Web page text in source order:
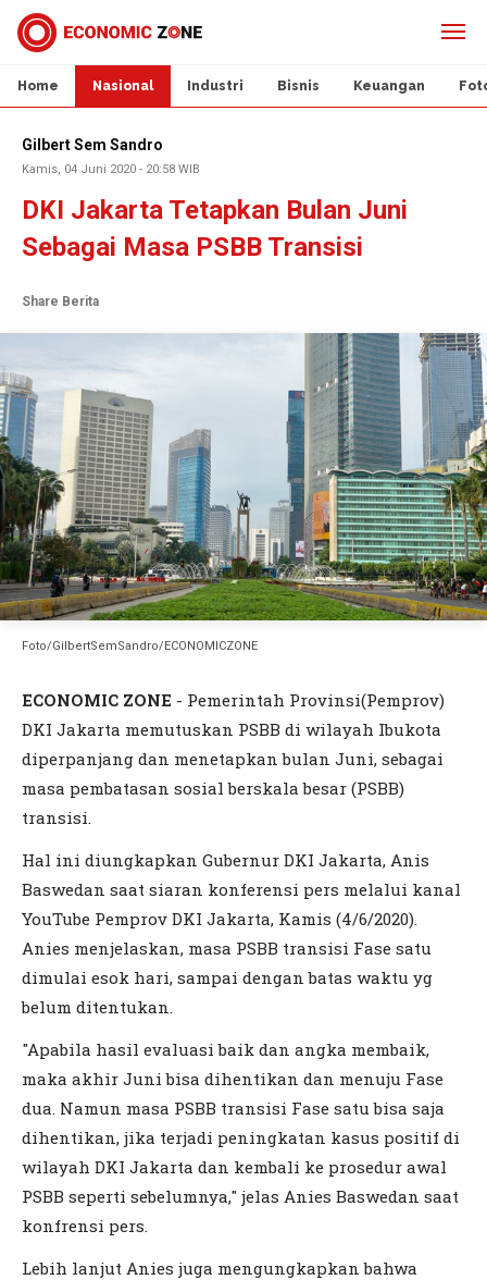
Home Nasional Industri Bisnis Keuangan
Gilbert Sem Sandro
Kamis, 04 Juni 2020 - 20:58 WIB
DKI Jakarta Tetapkan Bulan Juni
Sebagai Masa PSBB Transisi
Share Berita
Foto/GilbertSemSandro/ECONOMICZONE
ECONOMIC ZONE - Pemerintah Provinsi(Pemprov)
DKI Jakarta memutuskan PSBB di wilayah Ibukota
diperpanjang dan menetapkan bulan Juni, sebagai
masa pembatasan sosial berskala besar (PSBB)
transisi.
Hal ini diungkapkan Gubernur DKI Jakarta, Anis
Baswedan saat siaran konferensi pers melalui kanal
YouTube Pemprov DKI Jakarta, Kamis (4/6/2020).
Anies menjelaskan, masa PSBB transisi Fase satu
dimulai esok hari, sampai dengan batas waktu yg
belum ditentukan.
"Apabila hasil evaluasi baik dan angka membaik,
maka akhir Juni bisa dihentikan dan menuju Fase
dua. Namun masa PSBB transisi Fase satu bisa saja
dihentikan, jika terjadi peningkatan kasus positif di
wilayah DKI Jakarta dan kembali ke prosedur awal
PSBB seperti sebelumnya," jelas Anies Baswedan saat
konfrensi pers.
Lebih lanjut Anies juga mengungkapkan bahwa